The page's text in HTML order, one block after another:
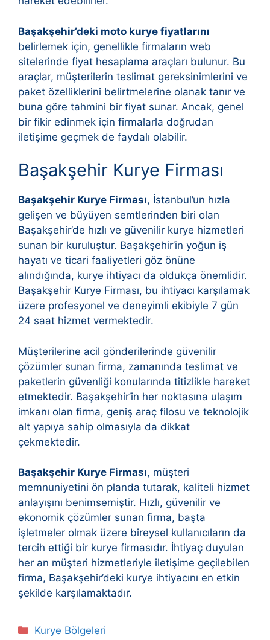
Başakşehir’deki moto kurye fiyatlarını
belirlemek için, genellikle firmaların web
sitelerinde fiyat hesaplama araçları bulunur. Bu
araçlar, müşterilerin teslimat gereksinimlerini ve
paket özelliklerini belirtmelerine olanak tanır ve
buna göre tahmini bir fiyat sunar. Ancak, genel
bir fikir edinmek için firmalarla doğrudan
iletişime geçmek de faydalı olabilir.
Başakşehir Kurye Firması
Başakşehir Kurye Firması, İstanbul’un hızla
gelişen ve büyüyen semtlerinden biri olan
Başakşehir’de hızlı ve güvenilir kurye hizmetleri
sunan bir kuruluştur. Başakşehir’in yoğun iş
hayatı ve ticari faaliyetleri göz önüne
alındığında, kurye ihtiyacı da oldukça önemlidir.
Başakşehir Kurye Firması, bu ihtiyacı karşılamak
üzere profesyonel ve deneyimli ekibiyle 7 gün
24 saat hizmet vermektedir.
Müşterilerine acil gönderilerinde güvenilir
çözümler sunan firma, zamanında teslimat ve
paketlerin güvenliği konularında titizlikle hareket
etmektedir. Başakşehir’in her noktasına ulaşım
imkanı olan firma, geniş araç filosu ve teknolojik
alt yapıya sahip olmasıyla da dikkat
çekmektedir.
Başakşehir Kurye Firması, müşteri
memnuniyetini ön planda tutarak, kaliteli hizmet
anlayışını benimsemiştir. Hızlı, güvenilir ve
ekonomik çözümler sunan firma, başta
işletmeler olmak üzere bireysel kullanıcıların da
tercih ettiği bir kurye firmasıdır. İhtiyaç duyulan
her an müşteri hizmetleriyle iletişime geçilebilen
firma, Başakşehir’deki kurye ihtiyacını en etkin
şekilde karşılamaktadır.
Kategoriler
Kurye Bölgeleri